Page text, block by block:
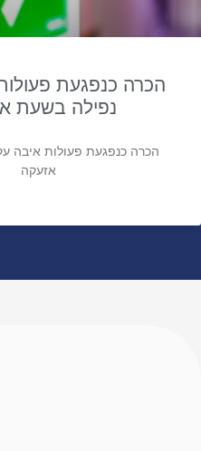
הכרה כנפגעת
נפילה בשעת
הכרה כנפגעת פעולות איבה
אזעקה